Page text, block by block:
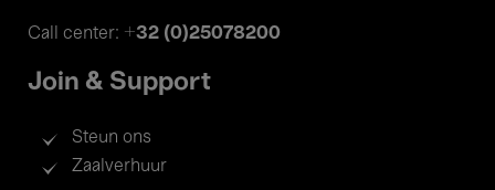
Call center: +32 (0)25078200
Join & Support
Steun ons
Zaalverhuur